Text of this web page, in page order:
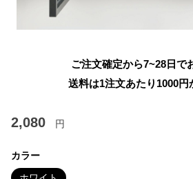
ご注文確定から7~28日で
送料は1注文あたり 1000円
2,080 円
カラー